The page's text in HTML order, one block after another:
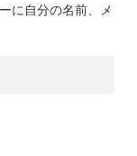
に自分の名前、メ